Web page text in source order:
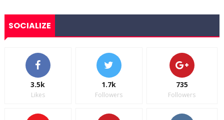
SOCIALIZE
3.5k
Likes
1.7k
Followers
735
Followers